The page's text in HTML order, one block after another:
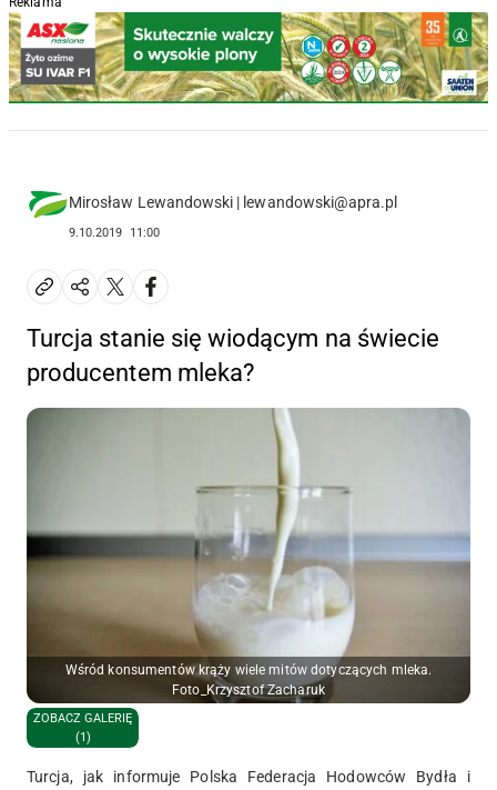
Mirosław Lewandowski | lewandowski@apra.pl
9.10.2019 11:00
Turcja stanie się wiodącym na świecie
producentem mleka?
Wśród konsumentów krąży wiele mitów dotyczących mleka.
Foto_Krzysztof Zacharuk
ZOBACZ GALERIĘ
(1)
Turcja, jak informuje Polska Federacja Hodowców Bydła i